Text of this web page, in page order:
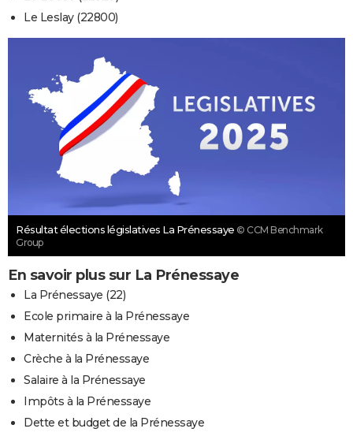
Le Leslay (22800)
Résultat élections législatives La Prénessaye © CCM Benchmark
Group
En savoir plus sur La Prénessaye
La Prénessaye (22)
Ecole primaire à la Prénessaye
Maternités à la Prénessaye
Crèche à la Prénessaye
Salaire à la Prénessaye
Impôts à la Prénessaye
Dette et budget de la Prénessaye